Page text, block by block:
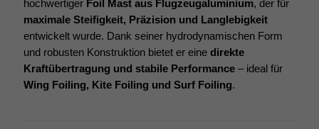
hochwertiger Foil Mast aus Flugzeugaluminium, der für
maximale Steifigkeit, Präzision und Langlebigkeit
entwickelt wurde. Dank seiner hydrodynamischen Form
und robusten Konstruktion bietet er eine direkte
Kraftübertragung und stabile Performance – ideal für
Wing Foiling, Kite Foiling und Surf Foiling.